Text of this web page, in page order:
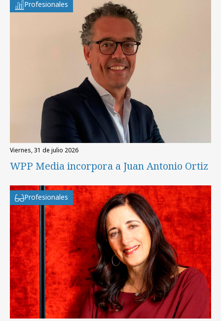
Profesionales
viernes, 31 de julio 2026
WPP Media incorpora a Juan Antonio Ortiz
Profesionales